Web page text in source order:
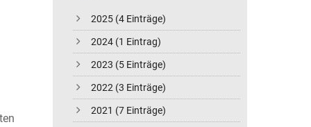
2025 (4 Einträge)
2024 (1 Eintrag)
2023 (5 Einträge)
2022 (3 Einträge)
2021 (7 Einträge)